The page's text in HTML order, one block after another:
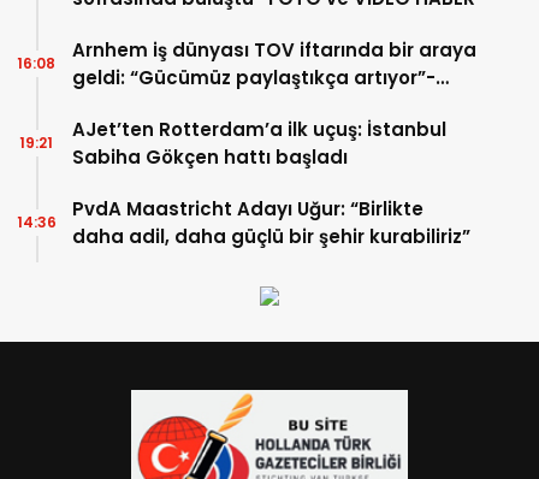
Arnhem iş dünyası TOV iftarında bir araya
geldi: “Gücümüz paylaştıkça artıyor”-
16:08
AJet’ten Rotterdam’a ilk uçuş: İstanbul
Sabiha Gökçen hattı başladı
19:21
PvdA Maastricht Adayı Uğur: “Birlikte
daha adil, daha güçlü bir şehir kurabiliriz”
14:36